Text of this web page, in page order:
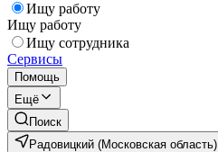
Ищу работу
Ищу работу
Ищу сотрудника
Сервисы
Помощь
Ещё
Поиск
Радовицкий (Московская область)